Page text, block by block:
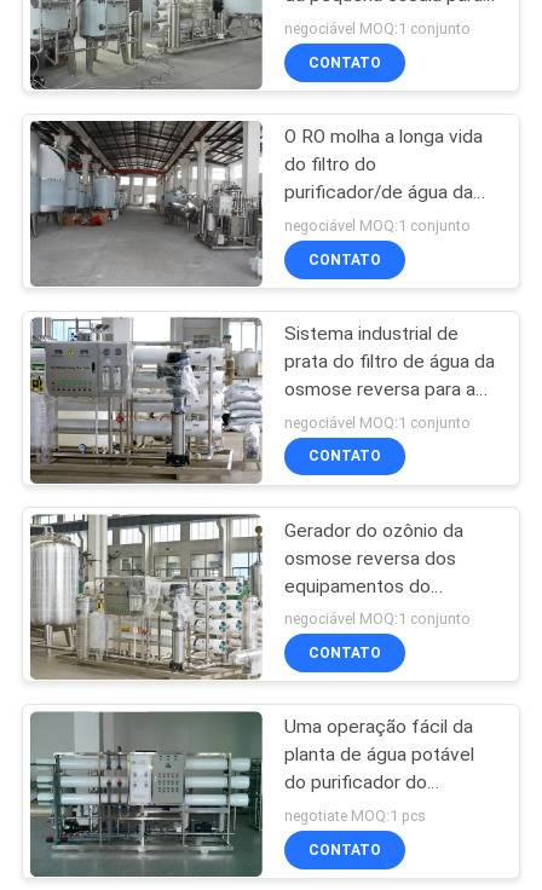
PRIVACY
POLICY
enchimento de
sopro
Alumínio pode
máquina de
enchimento
48
Máquina de
enchimento do suco
120
Equipamento de
embalagem do
psiquiatra
o tratamento da água
puro
negociável MOQ:1 conjunto
CONTATO
O RO molha a longa vida
do filtro do
purificador/de água da
indústria equipamentos
do tratamento da água
negociável MOQ:1 conjunto
CONTATO
Sistema industrial de
prata do filtro de água da
osmose reversa para a
bebida ou a empresa
alimentar
negociável MOQ:1 conjunto
CONTATO
Gerador do ozônio da
osmose reversa dos
equipamentos do
tratamento da água do
RO do CE/GV
negociável MOQ:1 conjunto
CONTATO
Uma operação fácil da
planta de água potável
do purificador do
sistema do filtro de água
do Ro da fase
negotiate MOQ:1 pcs
CONTATO